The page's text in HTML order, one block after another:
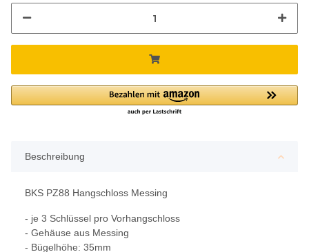
Beschreibung
BKS PZ88 Hangschloss Messing
- je 3 Schlüssel pro Vorhangschloss
- Gehäuse aus Messing
- Bügelhöhe: 35mm